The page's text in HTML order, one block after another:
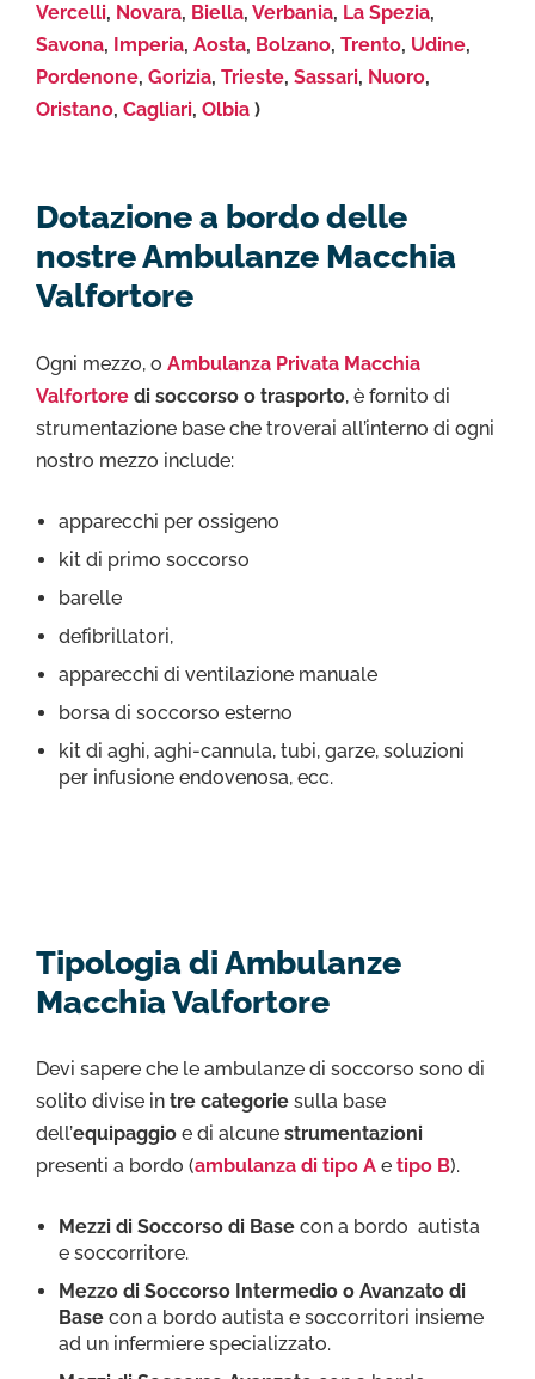
Vercelli, Novara, Biella, Verbania, La Spezia,
Savona, Imperia, Aosta, Bolzano, Trento, Udine,
Pordenone, Gorizia, Trieste, Sassari, Nuoro,
Oristano, Cagliari, Olbia )
Dotazione a bordo delle
nostre Ambulanze Macchia
Valfortore
Ogni mezzo, o Ambulanza Privata Macchia
Valfortore di soccorso o trasporto, è fornito di
strumentazione base che troverai all’interno di ogni
nostro mezzo include:
apparecchi per ossigeno
kit di primo soccorso
barelle
defibrillatori,
apparecchi di ventilazione manuale
borsa di soccorso esterno
kit di aghi, aghi-cannula, tubi, garze, soluzioni
per infusione endovenosa, ecc.
Tipologia di Ambulanze
Macchia Valfortore
Devi sapere che le ambulanze di soccorso sono di
solito divise in tre categorie sulla base
dell’equipaggio e di alcune strumentazioni
presenti a bordo (ambulanza di tipo A e tipo B).
Mezzi di Soccorso di Basecon a bordo autista
e soccorritore.
Mezzo di Soccorso Intermedio o Avanzato di
Basecon a bordo autista e soccorritori insieme
ad un infermiere specializzato.